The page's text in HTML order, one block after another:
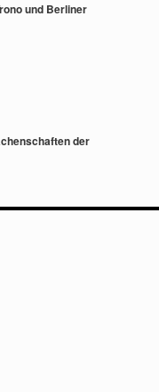
und Berliner
der